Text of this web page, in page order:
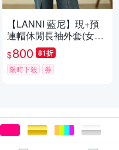
【LANNI 藍尼】現+預
連帽休閒長袖外套(女外
套/連帽外套/薄外套/百
搭)
$800 81折
限時下殺 券